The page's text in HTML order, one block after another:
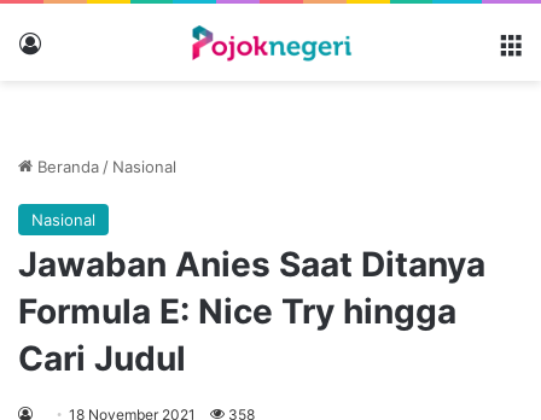
Beranda / Nasional
Nasional
Jawaban Anies Saat Ditanya
Formula E: Nice Try hingga
Cari Judul
18 November 2021 358